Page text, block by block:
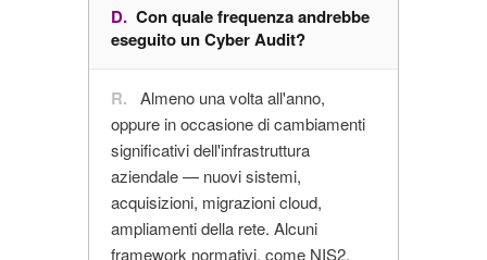
Con quale frequenza andrebbe
eseguito un Cyber Audit?
Almeno una volta all'anno,
oppure in occasione di cambiamenti
significativi dell'infrastruttura
aziendale — nuovi sistemi,
acquisizioni, migrazioni cloud,
ampliamenti della rete. Alcuni
framework normativi, come NIS2,